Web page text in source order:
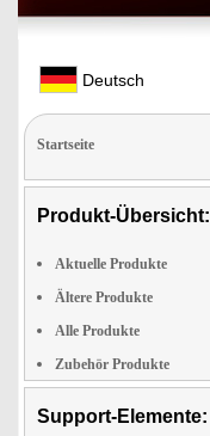
Deutsch
Startseite
Produkt-Übersicht:
Aktuelle Produkte
Ältere Produkte
Alle Produkte
Zubehör Produkte
Support-Elemente: